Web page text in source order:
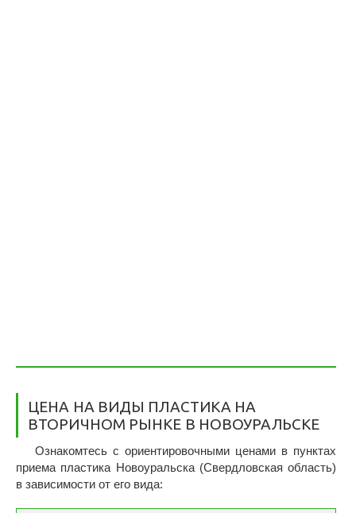
ЦЕНА НА ВИДЫ ПЛАСТИКА НА
ВТОРИЧНОМ РЫНКЕ В НОВОУРАЛЬСКЕ
Ознакомтесь с ориентировочными ценами в пунктах
приема пластика Новоуральска (Свердловская область)
в зависимости от его вида: